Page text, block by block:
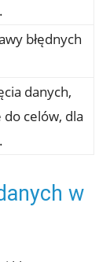
błędnych
danych,
celów, dla
w